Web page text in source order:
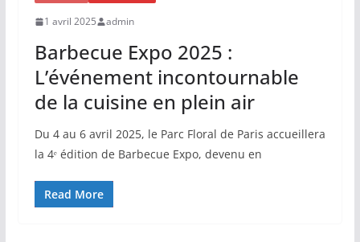
1 avril 2025 admin
Barbecue Expo 2025 :
L’événement incontournable
de la cuisine en plein air
Du 4 au 6 avril 2025, le Parc Floral de Paris accueillera
la 4ᵉ édition de Barbecue Expo, devenu en
Read More